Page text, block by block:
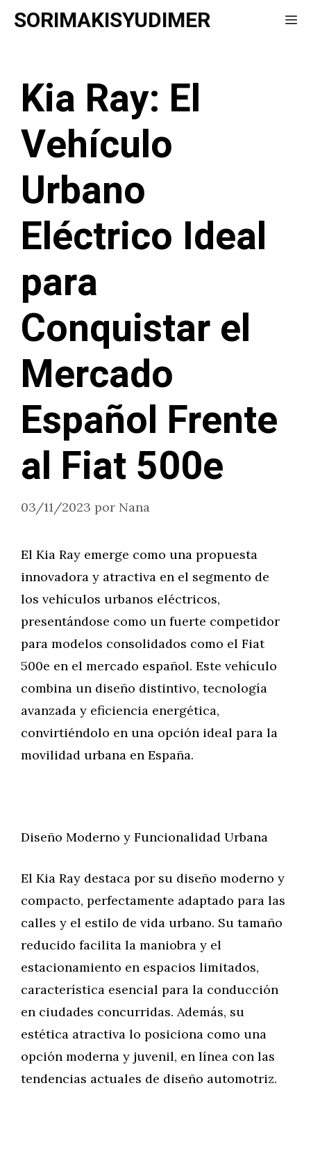
Saltar
SORIMAKISYUDIMER
Kia Ray: El
Vehículo
Urbano
Eléctrico Ideal
para
Conquistar el
Mercado
Español Frente
al Fiat 500e
03/11/2023 por Nana
El Kia Ray emerge como una propuesta
innovadora y atractiva en el segmento de
los vehículos urbanos eléctricos,
presentándose como un fuerte competidor
para modelos consolidados como el Fiat
500e en el mercado español. Este vehículo
combina un diseño distintivo, tecnología
avanzada y eficiencia energética,
convirtiéndolo en una opción ideal para la
movilidad urbana en España.
Diseño Moderno y Funcionalidad Urbana
El Kia Ray destaca por su diseño moderno y
compacto, perfectamente adaptado para las
calles y el estilo de vida urbano. Su tamaño
reducido facilita la maniobra y el
estacionamiento en espacios limitados,
característica esencial para la conducción
en ciudades concurridas. Además, su
estética atractiva lo posiciona como una
opción moderna y juvenil, en línea con las
tendencias actuales de diseño automotriz.